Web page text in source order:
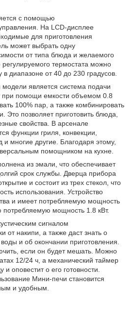
с помощью
На LCD-дисплее
для приготовления
может выбрать одну
от типа блюда и желаемого
термостата можно
в диапазоне от 40 до 230 градусов.
является система подачи
при помощи емкости объемом 0.8
100% пар, а также комбинировать
Это позволяет приготовить блюда,
свойства. В арсенале
функции гриля, конвекции,
и многие другие. Благодаря этому,
помощником на кухне.
из эмали, что обеспечивает
срок службы. Дверца прибора
и состоит из трех стекол, что
использования. Устройство
и имеет потребляемую мощность
потребляемую мощность 1.8 кВт.
сигналом
от накипи, а также даст знать о
и об окончании приготовления.
если он будет мешать. Можно
12/24 ч, а механический таймер
и оповестит о его готовности.
Мини-печи становится
и удобным.